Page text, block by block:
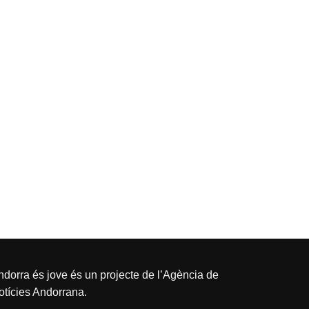
és jove és un projecte de l’Agència de
Andorrana.